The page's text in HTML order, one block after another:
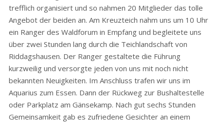
trefflich organisiert und so nahmen 20 Mitglieder das tolle
Angebot der beiden an. Am Kreuzteich nahm uns um 10 Uhr
ein Ranger des Waldforum in Empfang und begleitete uns
über zwei Stunden lang durch die Teichlandschaft von
Riddagshausen. Der Ranger gestaltete die Führung
kurzweilig und versorgte jeden von uns mit noch nicht
bekannten Neuigkeiten. Im Anschluss trafen wir uns im
Aquarius zum Essen. Dann der Rückweg zur Bushaltestelle
oder Parkplatz am Gänsekamp. Nach gut sechs Stunden
Gemeinsamkeit gab es zufriedene Gesichter an einem